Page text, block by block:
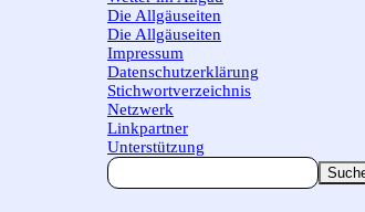
Die Allgäuseiten
Die Allgäuseiten
Impressum
Datenschutzerklärung
Stichwortverzeichnis
Netzwerk
Linkpartner
Unterstützung